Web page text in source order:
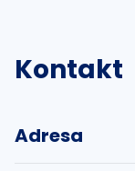
Kontakt
Adresa